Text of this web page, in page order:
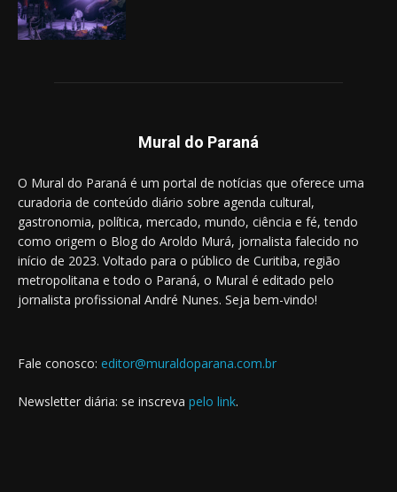
Mural do Paraná
O Mural do Paraná é um portal de notícias que oferece uma
curadoria de conteúdo diário sobre agenda cultural,
gastronomia, política, mercado, mundo, ciência e fé, tendo
como origem o Blog do Aroldo Murá, jornalista falecido no
início de 2023. Voltado para o público de Curitiba, região
metropolitana e todo o Paraná, o Mural é editado pelo
jornalista profissional André Nunes. Seja bem-vindo!
Fale conosco: editor@muraldoparana.com.br
Newsletter diária: se inscreva pelo link.